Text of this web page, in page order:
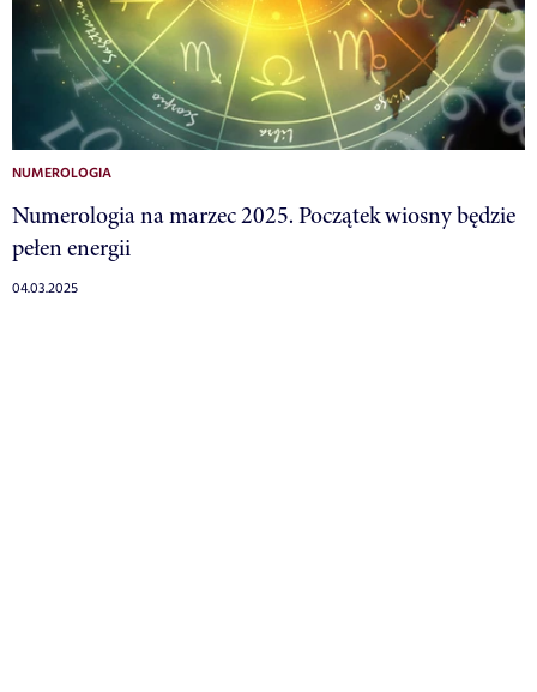
NUMEROLOGIA
Numerologia na marzec 2025. Początek wiosny będzie
pełen energii
04.03.2025